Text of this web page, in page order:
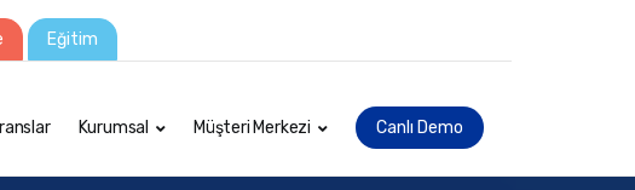
Eğitim
Kurumsal Müşteri Merkezi Canlı Demo